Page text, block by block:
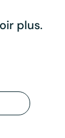
plus.